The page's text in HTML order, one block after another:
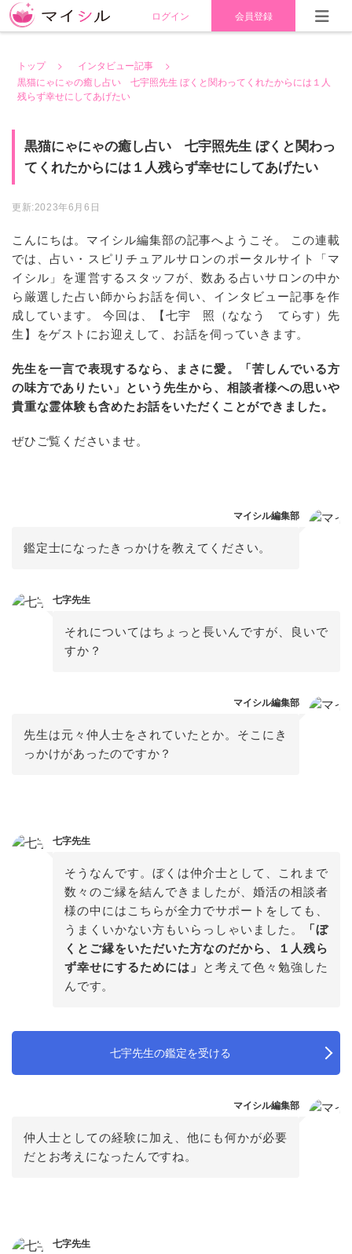
ログイン 会員登録
トップ
インタビュー記事
黒猫にゃにゃの癒し占い 七宇照先生 ぼくと関わってくれたからには１人
残らず幸せにしてあげたい
黒猫にゃにゃの癒し占い　七宇照先生 ぼくと関わっ
てくれたからには１人残らず幸せにしてあげたい
更新:2023年6月6日
こんにちは。マイシル編集部の記事へようこそ。 この連載
では、占い・スピリチュアルサロンのポータルサイト「マ
イシル」を運営するスタッフが、数ある占いサロンの中か
ら厳選した占い師からお話を伺い、インタビュー記事を作
成しています。 今回は、【七宇 照（ななう てらす）先
生】をゲストにお迎えして、お話を伺っていきます。
先生を一言で表現するなら、まさに愛。「苦しんでいる方
の味方でありたい」という先生から、相談者様への思いや
貴重な霊体験も含めたお話をいただくことができました。
ぜひご覧くださいませ。
マイシル編集部
鑑定士になったきっかけを教えてください。
七字先生
それについてはちょっと長いんですが、良いで
すか？
マイシル編集部
先生は元々仲人士をされていたとか。そこにき
っかけがあったのですか？
七字先生
そうなんです。ぼくは仲介士として、これまで
数々のご縁を結んできましたが、婚活の相談者
様の中にはこちらが全力でサポートをしても、
うまくいかない方もいらっしゃいました。
「ぼ
くとご縁をいただいた方なのだから、１人残ら
ず幸せにするためには」
と考えて色々勉強した
んです。
七宇先生の鑑定を受ける
マイシル編集部
仲人士としての経験に加え、他にも何かが必要
だとお考えになったんですね。
七字先生